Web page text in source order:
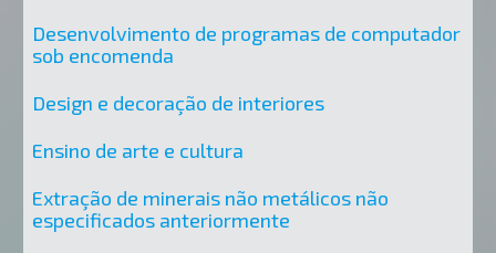
Desenvolvimento de programas de computador
sob encomenda
Design e decoração de interiores
Ensino de arte e cultura
Extração de minerais não metálicos não
especificados anteriormente